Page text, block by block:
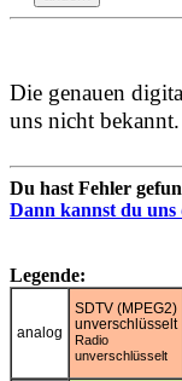
Die genauen
uns nicht bekannt.
Du hast Fehler
Dann kannst du uns
Legende:
analog
SDTV (MPEG2)
unverschlüsselt
Radio
unverschlüsselt